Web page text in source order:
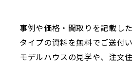
事例や価格・間取りを記載し
タイプの資料を無料でご送付い
モデルハウスの見学や、注文